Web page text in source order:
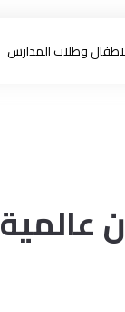
وطلاب المدارس
عالمية